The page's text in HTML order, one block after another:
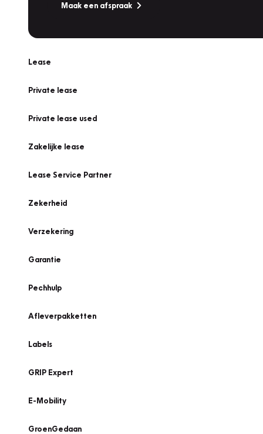
Maak een afspraak
Lease
Private lease
Private lease used
Zakelijke lease
Lease Service Partner
Zekerheid
Verzekering
Garantie
Pechhulp
Afleverpakketten
Labels
GRIP Expert
E-Mobility
GroenGedaan